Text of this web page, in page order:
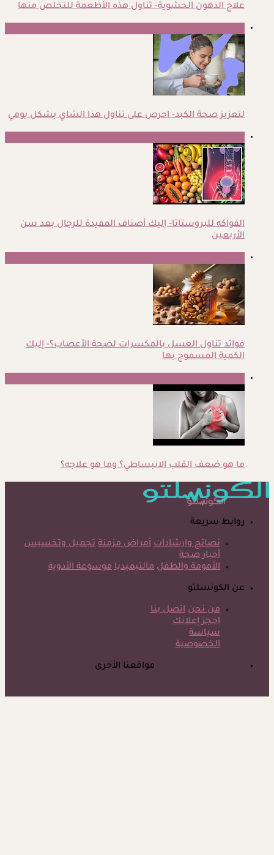
علاج الدهون الحشوية- تناول هذه الأطعمة للتخلص منها
لتعزيز صحة الكبد- احرص على تناول هذا الشاي بشكل يومي
الفواكه للبروستاتا- إليك أصناف المفيدة للرجال بعد سن
الأربعين
فوائد تناول العسل بالمكسرات لصحة الأعصاب؟- إليك
الكمية المسموح بها
ما هو ضعف القلب الانبساطي؟ وما هو علاجه؟
روابط سريعة
نصائح وارشادات أمراض مزمنة تجميل وتخسيس
أخبار صحة
الأمومة والطفل مالتيميديا موسوعة الأدوية
عن الكونسلتو
من نحن اتصل بنا
احجز إعلانك
سياسة
الخصوصية
مواقعنا الأخرى